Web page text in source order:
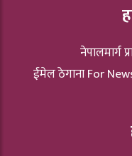
नेपालमार्ग
ईमेल ठेगाना For